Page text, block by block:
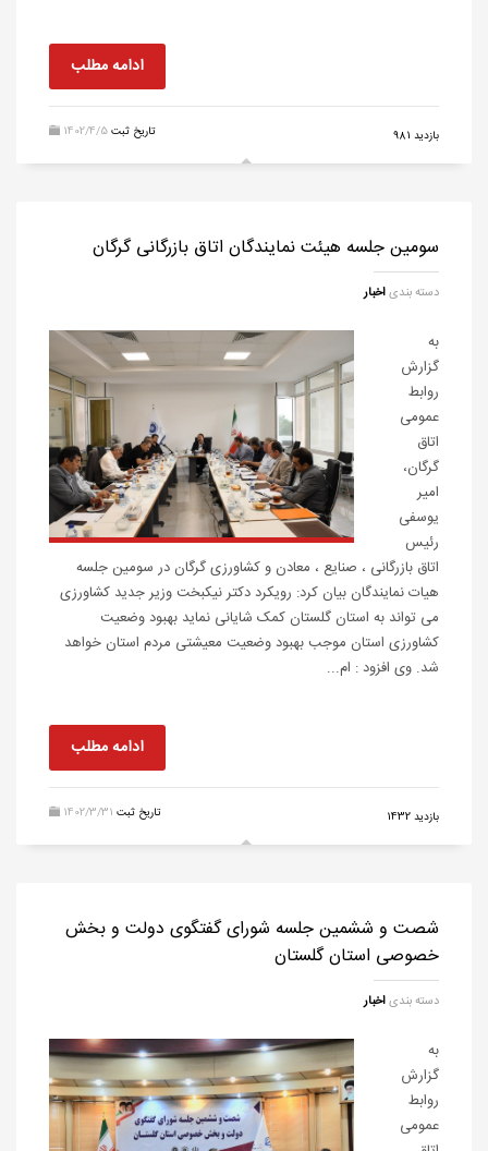
ادامه مطلب
1402/4/5تاریخ ثبت بازدید 981
سومین جلسه هیئت نمایندگان اتاق بازرگانی گرگان
دسته بندیاخبار
به
گزارش
روابط
عمومی
اتاق
گرگان،
امیر
یوسفی
رئیس
اتاق بازرگانی ، صنایع ، معادن و کشاورزی گرگان در سومین جلسه
هیات نمایندگان بیان کرد: رویکرد دکتر نیکبخت وزیر جدید کشاورزی
می تواند به استان گلستان کمک شایانی نماید بهبود وضعیت
کشاورزی استان موجب بهبود وضعیت معیشتی مردم استان خواهد
شد. وی افزود : ام...
ادامه مطلب
1402/3/31 تاریخ ثبت بازدید 1432
شصت و ششمین جلسه شورای گفتگوی دولت و بخش
خصوصی استان گلستان
دسته بندیاخبار
به
گزارش
روابط
عمومی